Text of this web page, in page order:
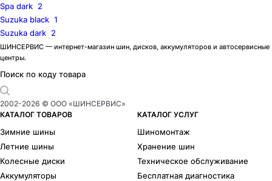
Spa dark 2
Suzuka black 1
Suzuka dark 2
ШИНСЕРВИС — интернет-магазин шин, дисков, аккумуляторов и автосервисные
центры.
Поиск по коду товара
2002-2026 © ООО «ШИНСЕРВИС»
КАТАЛОГ ТОВАРОВ
Зимние шины
Летние шины
Колесные диски
Аккумуляторы
КАТАЛОГ УСЛУГ
Шиномонтаж
Хранение шин
Техническое обслуживание
Бесплатная диагностика